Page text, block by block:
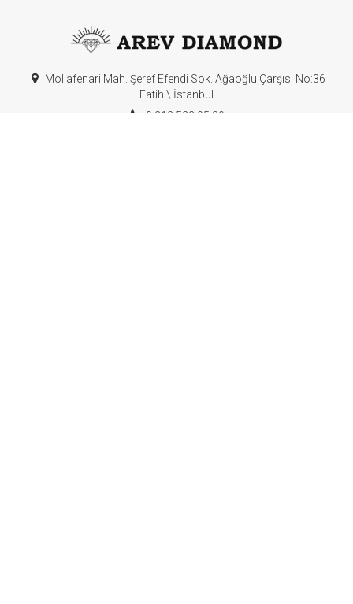
Mollafenari Mah. Şeref Efendi Sok. Ağaoğlu Çarşısı No:36
Fatih \ İstanbul
0 212 522 05 89